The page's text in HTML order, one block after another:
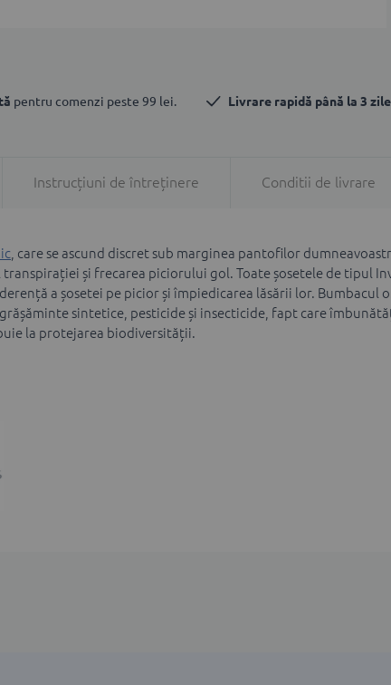
pentru comenzi peste 99 lei. Livrare rapidă până la 3 zile
, care se ascund discret sub marginea pantofilor
și frecarea piciorului gol. Toate șosetele de tipul
a șosetei pe picior și împiedicarea lăsării lor. Bumbacul
sintetice, pesticide și insecticide, fapt care
la protejarea biodiversității.
Instrucțiuni de întreținere Conditii de livrare